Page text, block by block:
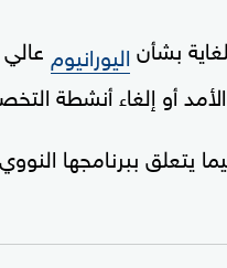
بشأن اليورانيوم
أو إلغاء أنشطة
يتعلق ببرنامجها